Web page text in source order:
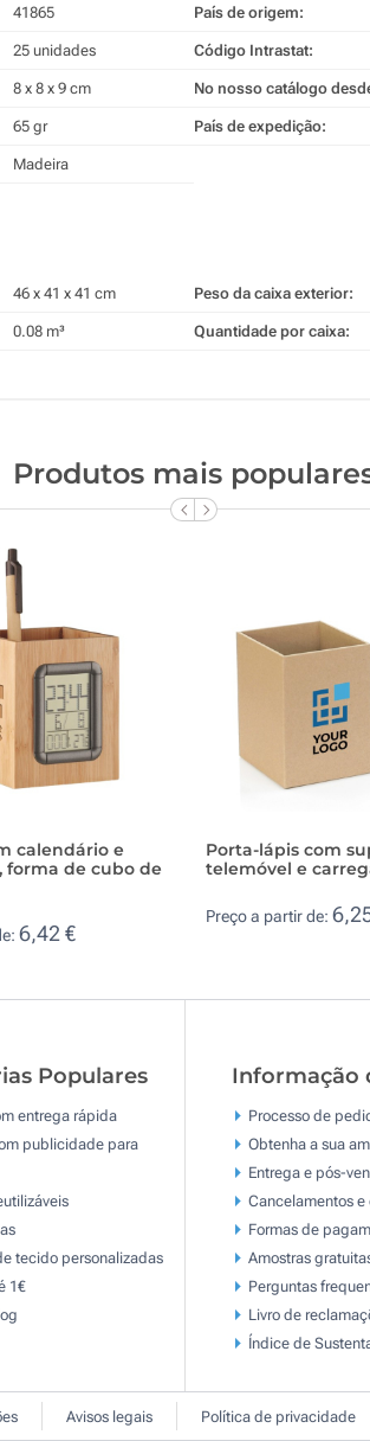
41865
25 unidades
8 x 8 x 9 cm
65 gr
Madeira
País de origem:
Código Intrastat:
No nosso catálogo
País de expedição:
46 x 41 x 41 cm
0.08 m³
Peso da caixa exterior:
Quantidade por caixa:
Produtos mais
calendário e
de cubo de
6,42 €
Porta-lápis com
telemóvel e
Preço a partir de:
Populares
entrega rápida
publicidade para
tecido personalizadas
1€
Informação
Processo de
Obtenha a sua
Entrega e pós-
Cancelamentos e
Formas de
Amostras
Perguntas
Livro de
Índice de
Avisos legais Política de privacidade